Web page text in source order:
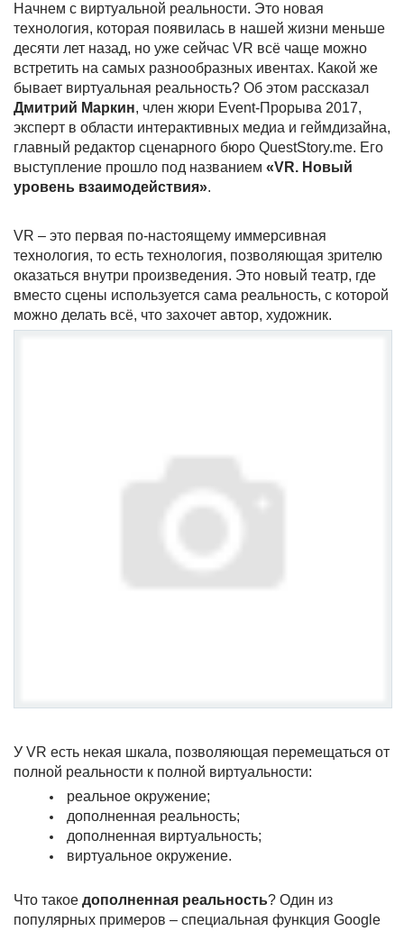
Начнем с виртуальной реальности. Это новая
технология, которая появилась в нашей жизни меньше
десяти лет назад, но уже сейчас VR всё чаще можно
встретить на самых разнообразных ивентах. Какой же
бывает виртуальная реальность? Об этом рассказал
Дмитрий Маркин, член жюри Event-Прорыва 2017,
эксперт в области интерактивных медиа и геймдизайна,
главный редактор сценарного бюро QuestStory.me. Его
выступление прошло под названием «VR. Новый
уровень взаимодействия».
VR – это первая по-настоящему иммерсивная
технология, то есть технология, позволяющая зрителю
оказаться внутри произведения. Это новый театр, где
вместо сцены используется сама реальность, с которой
можно делать всё, что захочет автор, художник.
У VR есть некая шкала, позволяющая перемещаться от
полной реальности к полной виртуальности:
реальное окружение;
дополненная реальность;
дополненная виртуальность;
виртуальное окружение.
Что такое дополненная реальность? Один из
популярных примеров – специальная функция Google